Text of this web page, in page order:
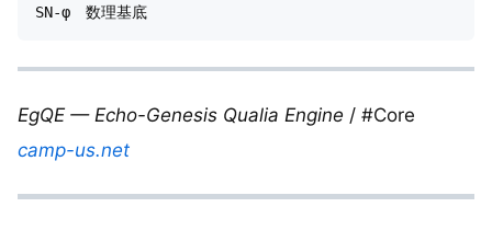
EgQE — Echo-Genesis Qualia Engine / #Core
camp-us.net